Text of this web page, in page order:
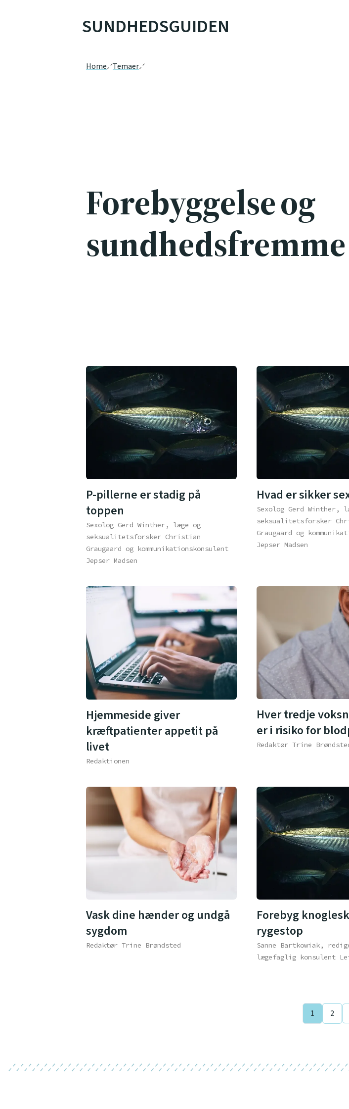
SUNDHEDSGUIDEN
Home Temaer
Forebyggelse og
sundhedsfremme
P-pillerne er stadig på
toppen
Sexolog Gerd Winther, læge og
seksualitetsforsker Christian
Graugaard og kommunikationskonsulent
Jepser Madsen
Hvad er sikker
Sexolog Gerd Winther,
seksualitetsforsker
Graugaard og
Jepser Madsen
Hjemmeside giver
kræftpatienter appetit på
livet
Redaktionen
Hver tredje
er i risiko for
Redaktør Trine
Vask dine hænder og undgå
sygdom
Redaktør Trine Brøndsted
Forebyg
rygestop
Sanne Bartkowiak,
lægefaglig konsulent
1 2